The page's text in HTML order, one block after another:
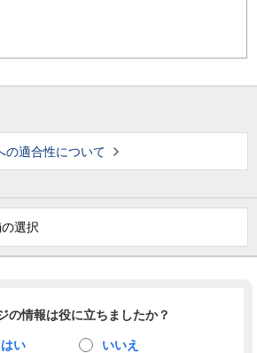
の適合性について
選択
の情報は役に立ちましたか？
はい いいえ